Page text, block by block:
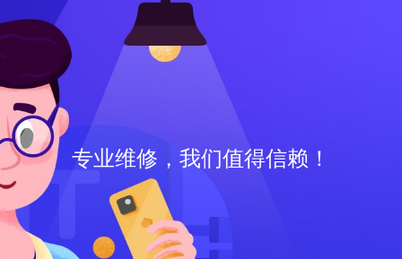
一键申请,帮你解决大麻烦